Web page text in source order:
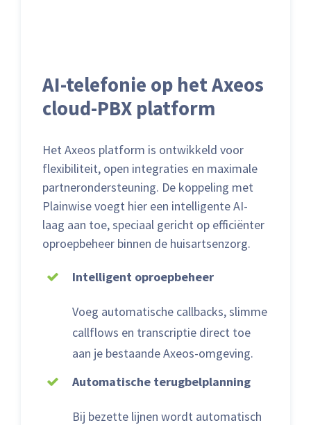
AI-telefonie op het Axeos
cloud-PBX platform
Het Axeos platform is ontwikkeld voor
flexibiliteit, open integraties en maximale
partnerondersteuning. De koppeling met
Plainwise voegt hier een intelligente AI-
laag aan toe, speciaal gericht op efficiënter
oproepbeheer binnen de huisartsenzorg.
Intelligent oproepbeheer
Voeg automatische callbacks, slimme
callflows en transcriptie direct toe
aan je bestaande Axeos-omgeving.
Automatische terugbelplanning
Bij bezette lijnen wordt automatisch